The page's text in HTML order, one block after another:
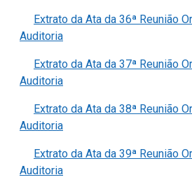
Extrato da Ata da 36ª Reunião
Auditoria
Extrato da Ata da 37ª Reunião
Auditoria
Extrato da Ata da 38ª Reunião
Auditoria
Extrato da Ata da 39ª Reunião
Auditoria